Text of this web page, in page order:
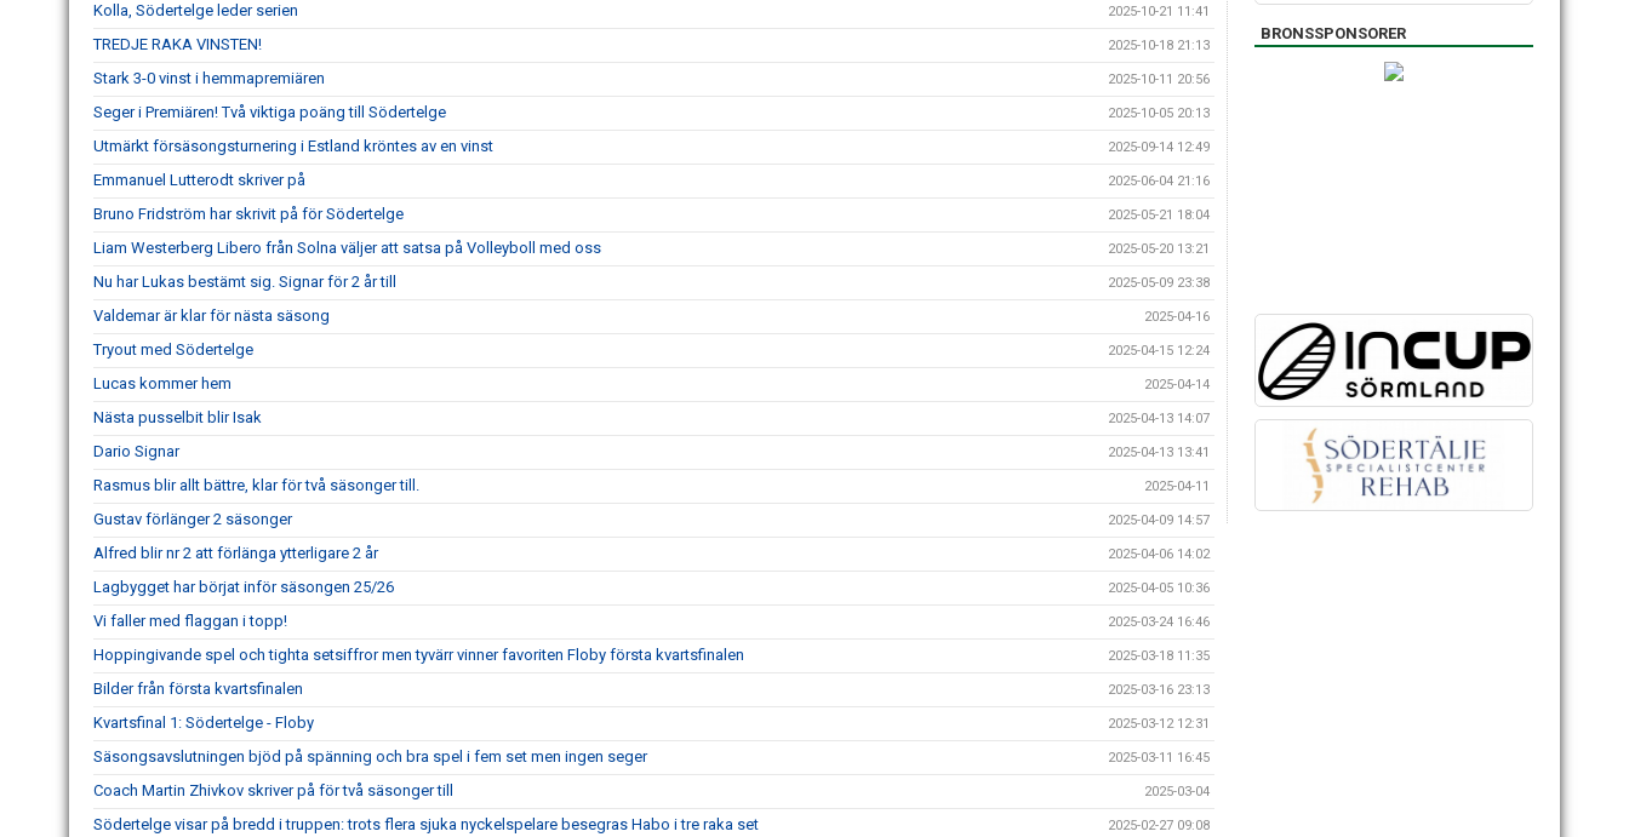
Kolla, Södertelge leder serien 2025-10-21 11:41
TREDJE RAKA VINSTEN! 2025-10-18 21:13
Stark 3-0 vinst i hemmapremiären 2025-10-11 20:56
Seger i Premiären! Två viktiga poäng till Södertelge 2025-10-05 20:13
Utmärkt försäsongsturnering i Estland kröntes av en vinst 2025-09-14 12:49
Emmanuel Lutterodt skriver på 2025-06-04 21:16
Bruno Fridström har skrivit på för Södertelge 2025-05-21 18:04
Liam Westerberg Libero från Solna väljer att satsa på Volleyboll med oss 2025-05-20 13:21
Nu har Lukas bestämt sig. Signar för 2 år till 2025-05-09 23:38
Valdemar är klar för nästa säsong 2025-04-16
Tryout med Södertelge 2025-04-15 12:24
Lucas kommer hem 2025-04-14
Nästa pusselbit blir Isak 2025-04-13 14:07
Dario Signar 2025-04-13 13:41
Rasmus blir allt bättre, klar för två säsonger till. 2025-04-11
Gustav förlänger 2 säsonger 2025-04-09 14:57
Alfred blir nr 2 att förlänga ytterligare 2 år 2025-04-06 14:02
Lagbygget har börjat inför säsongen 25/26 2025-04-05 10:36
Vi faller med flaggan i topp! 2025-03-24 16:46
Hoppingivande spel och tighta setsiffror men tyvärr vinner favoriten Floby första kvartsfinalen 2025-03-18 11:35
Bilder från första kvartsfinalen 2025-03-16 23:13
Kvartsfinal 1: Södertelge - Floby 2025-03-12 12:31
Säsongsavslutningen bjöd på spänning och bra spel i fem set men ingen seger 2025-03-11 16:45
Coach Martin Zhivkov skriver på för två säsonger till 2025-03-04
Södertelge visar på bredd i truppen: trots flera sjuka nyckelspelare besegras Habo i tre raka set 2025-02-27 09:08
BRONSSPONSORER